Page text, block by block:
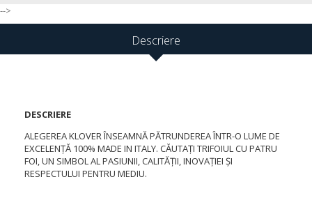
-->
Descriere
DESCRIERE
ALEGEREA KLOVER ÎNSEAMNĂ PĂTRUNDEREA ÎNTR-O LUME DE
EXCELENȚĂ 100% MADE IN ITALY. CĂUTAȚI TRIFOIUL CU PATRU
FOI, UN SIMBOL AL PASIUNII, CALITĂȚII, INOVAȚIEI ȘI
RESPECTULUI PENTRU MEDIU.